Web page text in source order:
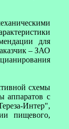
для
– ЗАО
схемы
аппаратов с
Интер",
пищевого,